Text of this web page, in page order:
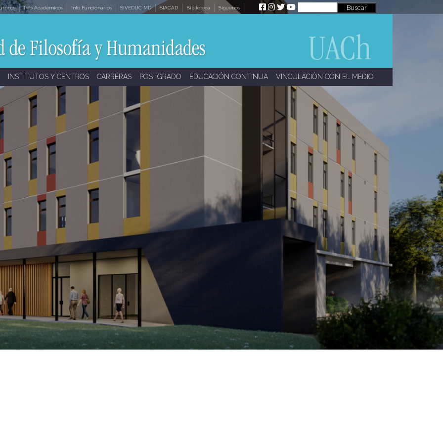
Info Académicos Info Funcionarios SIVEDUC MD SIACAD Biblioteca Síguenos
INSTITUTOS Y CENTROS CARRERAS POSTGRADO EDUCACIÓN CONTINUA VINCULACIÓN CON EL MEDIO